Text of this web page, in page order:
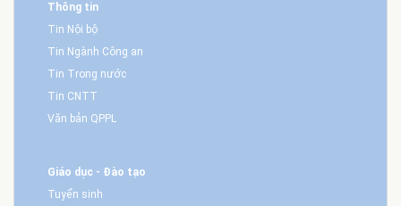
Thông tin
Tin Nội bộ
Tin Ngành Công an
Tin Trong nước
Tin CNTT
Văn bản QPPL
Giáo dục - Đào tạo
Tuyển sinh